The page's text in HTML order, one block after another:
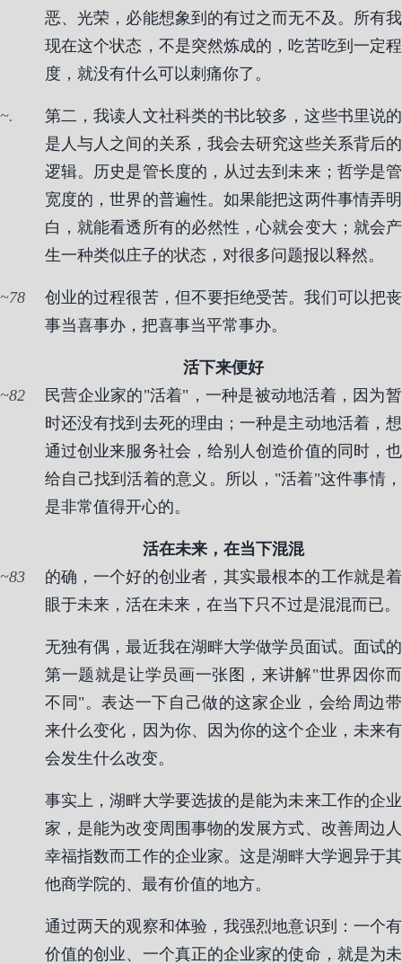
恶、光荣，必能想象到的有过之而无不及。所有我
现在这个状态，不是突然炼成的，吃苦吃到一定程
度，就没有什么可以刺痛你了。
.
第二，我读人文社科类的书比较多，这些书里说的
是人与人之间的关系，我会去研究这些关系背后的
逻辑。历史是管长度的，从过去到未来；哲学是管
宽度的，世界的普遍性。如果能把这两件事情弄明
白，就能看透所有的必然性，心就会变大；就会产
生一种类似庄子的状态，对很多问题报以释然。
78
创业的过程很苦，但不要拒绝受苦。我们可以把丧
事当喜事办，把喜事当平常事办。
活下来便好
82
民营企业家的"活着"，一种是被动地活着，因为暂
时还没有找到去死的理由；一种是主动地活着，想
通过创业来服务社会，给别人创造价值的同时，也
给自己找到活着的意义。所以，"活着"这件事情，
是非常值得开心的。
活在未来，在当下混混
83
的确，一个好的创业者，其实最根本的工作就是着
眼于未来，活在未来，在当下只不过是混混而已。
无独有偶，最近我在湖畔大学做学员面试。面试的
第一题就是让学员画一张图，来讲解"世界因你而
不同"。表达一下自己做的这家企业，会给周边带
来什么变化，因为你、因为你的这个企业，未来有
会发生什么改变。
事实上，湖畔大学要选拔的是能为未来工作的企业
家，是能为改变周围事物的发展方式、改善周边人
幸福指数而工作的企业家。这是湖畔大学迥异于其
他商学院的、最有价值的地方。
通过两天的观察和体验，我强烈地意识到：一个有
价值的创业、一个真正的企业家的使命，就是为未